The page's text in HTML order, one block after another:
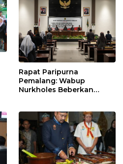
Rapat Paripurna
Pemalang: Wabup
Nurkholes Beberkan